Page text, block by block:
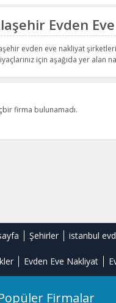
Evden
evden eve nakliyat
için aşağıda yer
firma bulunamadı.
Şehirler istanbul
Evden Eve Nakliyat
Firmalar